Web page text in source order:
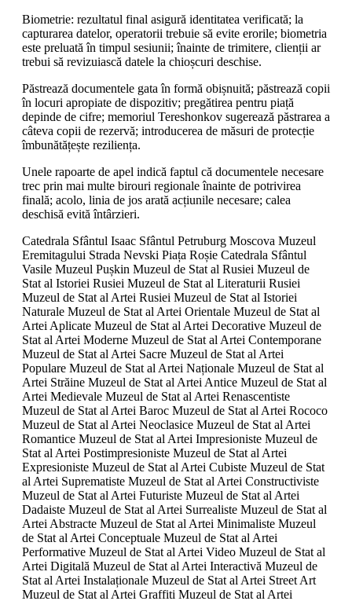
Biometrie: rezultatul final asigură identitatea verificată; la
capturarea datelor, operatorii trebuie să evite erorile; biometria
este preluată în timpul sesiunii; înainte de trimitere, clienții ar
trebui să revizuiască datele la chioșcuri deschise.
Păstrează documentele gata în formă obișnuită; păstrează copii
în locuri apropiate de dispozitiv; pregătirea pentru piață
depinde de cifre; memoriul Tereshonkov sugerează păstrarea a
câteva copii de rezervă; introducerea de măsuri de protecție
îmbunătățește reziliența.
Unele rapoarte de apel indică faptul că documentele necesare
trec prin mai multe birouri regionale înainte de potrivirea
finală; acolo, linia de jos arată acțiunile necesare; calea
deschisă evită întârzieri.
Catedrala Sfântul Isaac Sfântul Petruburg Moscova Muzeul
Eremitagului Strada Nevski Piața Roșie Catedrala Sfântul
Vasile Muzeul Pușkin Muzeul de Stat al Rusiei Muzeul de
Stat al Istoriei Rusiei Muzeul de Stat al Literaturii Rusiei
Muzeul de Stat al Artei Rusiei Muzeul de Stat al Istoriei
Naturale Muzeul de Stat al Artei Orientale Muzeul de Stat al
Artei Aplicate Muzeul de Stat al Artei Decorative Muzeul de
Stat al Artei Moderne Muzeul de Stat al Artei Contemporane
Muzeul de Stat al Artei Sacre Muzeul de Stat al Artei
Populare Muzeul de Stat al Artei Naționale Muzeul de Stat al
Artei Străine Muzeul de Stat al Artei Antice Muzeul de Stat al
Artei Medievale Muzeul de Stat al Artei Renascentiste
Muzeul de Stat al Artei Baroc Muzeul de Stat al Artei Rococo
Muzeul de Stat al Artei Neoclasice Muzeul de Stat al Artei
Romantice Muzeul de Stat al Artei Impresioniste Muzeul de
Stat al Artei Postimpresioniste Muzeul de Stat al Artei
Expresioniste Muzeul de Stat al Artei Cubiste Muzeul de Stat
al Artei Suprematiste Muzeul de Stat al Artei Constructiviste
Muzeul de Stat al Artei Futuriste Muzeul de Stat al Artei
Dadaiste Muzeul de Stat al Artei Surrealiste Muzeul de Stat al
Artei Abstracte Muzeul de Stat al Artei Minimaliste Muzeul
de Stat al Artei Conceptuale Muzeul de Stat al Artei
Performative Muzeul de Stat al Artei Video Muzeul de Stat al
Artei Digitală Muzeul de Stat al Artei Interactivă Muzeul de
Stat al Artei Instalaționale Muzeul de Stat al Artei Street Art
Muzeul de Stat al Artei Graffiti Muzeul de Stat al Artei